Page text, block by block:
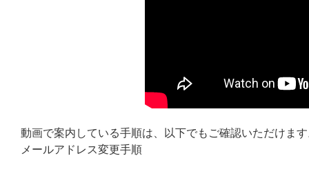
動画で案内している手順は、以下でもご確認いただけま
メールアドレス変更手順